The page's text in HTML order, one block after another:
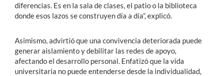
diferencias. Es en la sala de clases, el patio o la biblioteca
donde esos lazos se construyen día a día”, explicó.
Asimismo, advirtió que una convivencia deteriorada puede
generar aislamiento y debilitar las redes de apoyo,
afectando el desarrollo personal. Enfatizó que la vida
universitaria no puede entenderse desde la individualidad,